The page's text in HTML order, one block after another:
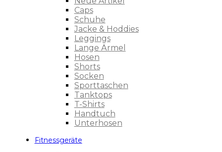
Caps
Schuhe
Jacke & Hoddies
Leggings
Lange Ärmel
Hosen
Shorts
Socken
Sporttaschen
Tanktops
T-Shirts
Handtuch
Unterhosen
Fitnessgeräte